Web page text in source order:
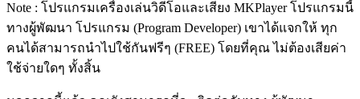
Note : โปรแกรมเครื่องเล่นวิดีโอและเสียง MKPlayer โปรแกรมนี้
ทางผู้พัฒนา โปรแกรม (Program Developer) เขาได้แจกให้ ทุก
คนได้สามารถนำไปใช้กันฟรีๆ (FREE) โดยที่คุณ ไม่ต้องเสียค่า
ใช้จ่ายใดๆ ทั้งสิ้น